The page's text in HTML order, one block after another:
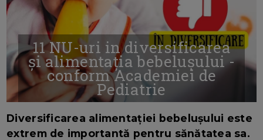
11 NU-uri in diversificarea
și alimentația bebelușului -
conform Academiei de
Pediatrie
Diversificarea alimentației bebelușului este
extrem de importantă pentru sănătatea sa.